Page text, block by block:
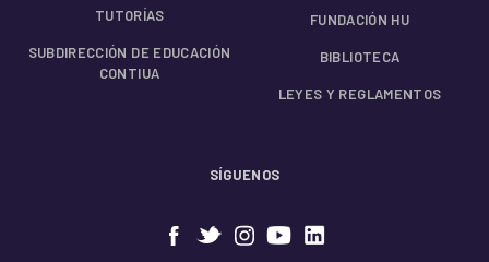
TUTORÍAS
SUBDIRECCIÓN DE EDUCACIÓN
CONTIUA
FUNDACIÓN HU
BIBLIOTECA
LEYES Y REGLAMENTOS
SÍGUENOS